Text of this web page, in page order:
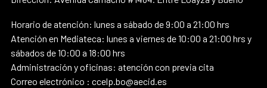
Horario de atención: lunes a sábado de 9:00 a 21:00 hrs
Atención en Mediateca: lunes a viernes de 10:00 a 21:00 hrs y
sábados de 10:00 a 18:00 hrs
Administración y oficinas: atención con previa cita
Correo electrónico : ccelp.bo@aecid.es